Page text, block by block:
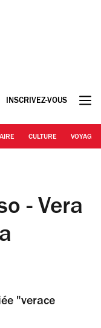
INSCRIVEZ-VOUS
CULTURE VOYAGE
- Vera
"verace